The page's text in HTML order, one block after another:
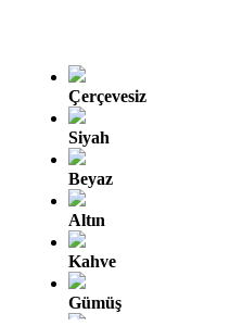
Çerçevesiz
Siyah
Beyaz
Altın
Kahve
Gümüş